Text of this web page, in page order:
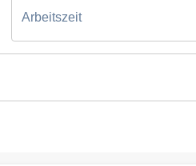
Arbeitszeit